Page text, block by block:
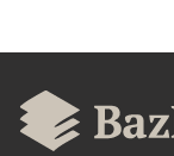
CZYSTY TEKST
pobierz cytat